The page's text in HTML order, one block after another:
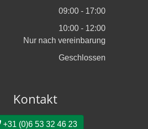
09:00 - 17:00
10:00 - 12:00
Nur nach vereinbarung
Geschlossen
Kontakt
+31 (0)6 53 32 46 23